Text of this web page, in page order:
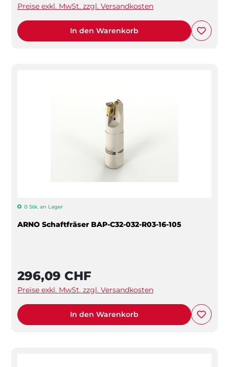
Preise exkl. MwSt. zzgl. Versandkosten
In den Warenkorb
0 Stk. an Lager
ARNO Schaftfräser BAP-C32-032-R03-16-105
296,09 CHF
Preise exkl. MwSt. zzgl. Versandkosten
In den Warenkorb